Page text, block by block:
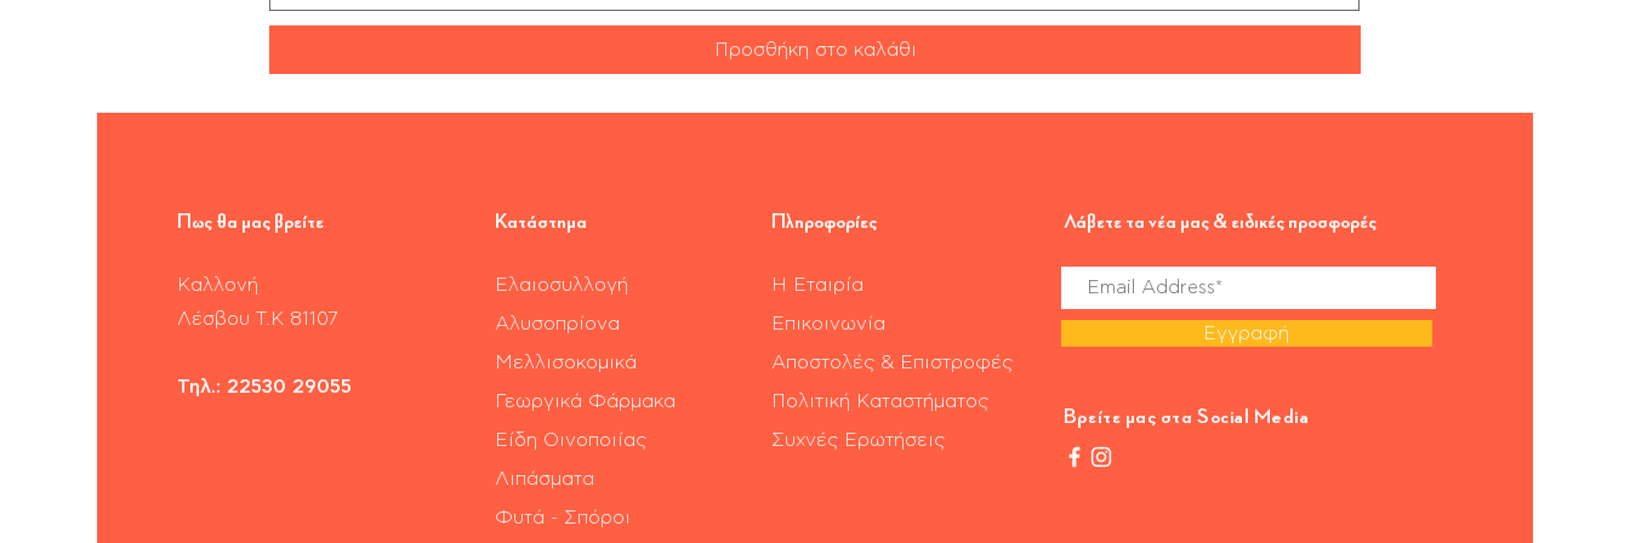
Προσθήκη στο καλάθι
Πως θα μας βρείτε
Καλλονή
​Λέσβου Τ.Κ 81107
Τηλ.: 22530 29055
Κατάστημα
Ελαιοσυλλογή
Αλυσοπρίονα
Μελλισοκομικά
Γεωργικά Φάρμακα
Είδη Οινοποιίας
Λιπάσματα
Φυτά - Σπόροι
Πληροφορίες
Η Εταιρία
Επικοινωνία
Αποστολές & Επιστροφές
Πολιτική Καταστήματος
Συχνές Ερωτήσεις
Λάβετε τα νέα μας & ειδικές προσφορές
Εγγραφή
Βρείτε μας στα Social Media